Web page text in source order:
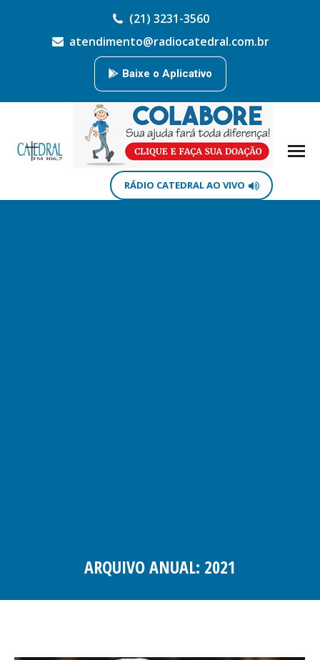
(21) 3231-3560
atendimento@radiocatedral.com.br
Baixe o Aplicativo
RÁDIO CATEDRAL AO VIVO
ARQUIVO ANUAL: 2021